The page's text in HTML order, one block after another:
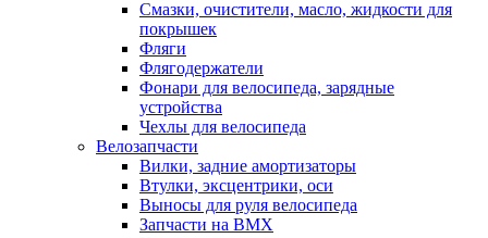
Смазки, очистители, масло, жидкости для
покрышек
Фляги
Флягодержатели
Фонари для велосипеда, зарядные
устройства
Чехлы для велосипеда
Велозапчасти
Вилки, задние амортизаторы
Втулки, эксцентрики, оси
Выносы для руля велосипеда
Запчасти на BMX